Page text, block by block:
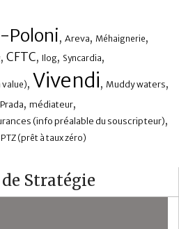
Poloni, Areva, Méhaignerie,
, CFTC, Ilog, Syncardia,
value), Vivendi, Muddy waters,
, médiateur,
(info préalable du souscripteur),
PTZ (prêt à taux zéro)
Stratégie